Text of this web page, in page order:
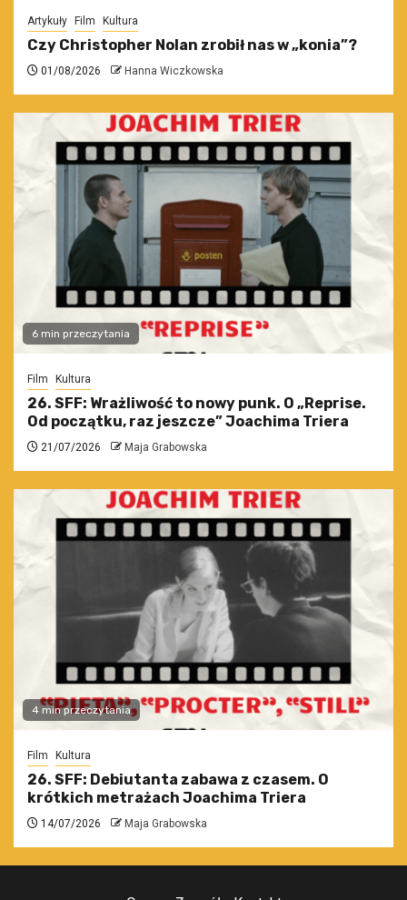
Artykuły Film Kultura
Czy Christopher Nolan zrobił nas w „konia”?
01/08/2026 Hanna Wiczkowska
6 min przeczytania
Film Kultura
26. SFF: Wrażliwość to nowy punk. O „Reprise.
Od początku, raz jeszcze” Joachima Triera
21/07/2026 Maja Grabowska
4 min przeczytania
Film Kultura
26. SFF: Debiutanta zabawa z czasem. O
krótkich metrażach Joachima Triera
14/07/2026 Maja Grabowska